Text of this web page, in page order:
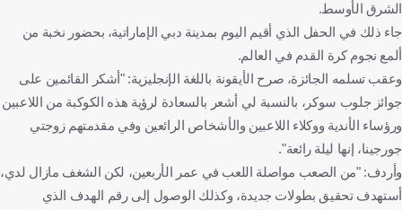
الشرق الأوسط.
جاء ذلك في الحفل الذي أقيم اليوم بمدينة دبي الإماراتية، بحضور نخبة من
ألمع نجوم كرة القدم في العالم.
وعقب تسلمه الجائزة، صرح الأيقونة باللغة الإنجليزية: "أشكر القائمين على
جوائز جلوب سوكر، بالنسبة لي أشعر بالسعادة لرؤية هذه الكوكبة من اللاعبين
ورؤساء الأندية ووكلاء اللاعبين والأشخاص الرائعين وفي مقدمتهم زوجتي
جورجينا، إنها ليلة رائعة".
وأردف: "من الصعب مواصلة اللعب في عمر الأربعين، لكن الشغف مازال لدي،
أستهدف تحقيق بطولات جديدة، وكذلك الوصول إلى رقم الهدف الذي